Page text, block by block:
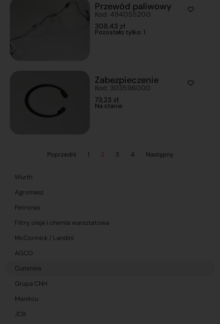
Wurth
Agromasz
Petronas
Filtry, oleje i chemia warsztatowa
McCormick / Landini
AGCO
Cummins
Grupa CNH
Manitou
JCB
Przewód paliwowy
Kod: 494055200
308,43 zł
Pozostało tylko: 1
Zabezpieczenie
Kod: 303596000
73,23 zł
Na stanie
Poprzedni 1 2 3 4 Następny